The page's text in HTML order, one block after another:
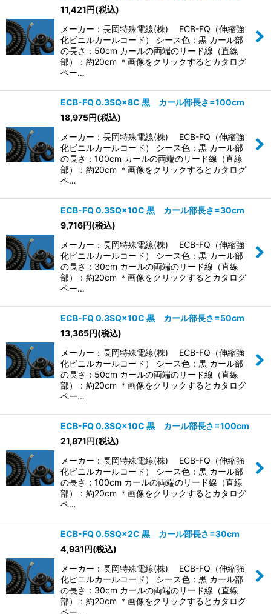
11,421円(税込)
メーカー：長岡特殊電線(株) ECB-FQ（伸縮強
化ビニルカールコード） シース色：黒 カール部
の長さ：50cm カールの両端のリード線（直線
部）：約20cm ＊画像をクリックするとカタログ
ペー…
ECB-FQ 0.3SQ×8C 黒 カール部長さ=100cm
18,975円(税込)
メーカー：長岡特殊電線(株) ECB-FQ（伸縮強
化ビニルカールコード） シース色：黒 カール部
の長さ：100cm カールの両端のリード線（直線
部）：約20cm ＊画像をクリックするとカタログ
ペ…
ECB-FQ 0.3SQ×10C 黒 カール部長さ=30cm
9,716円(税込)
メーカー：長岡特殊電線(株) ECB-FQ（伸縮強
化ビニルカールコード） シース色：黒 カール部
の長さ：30cm カールの両端のリード線（直線
部）：約20cm ＊画像をクリックするとカタログ
ペー…
ECB-FQ 0.3SQ×10C 黒 カール部長さ=50cm
13,365円(税込)
メーカー：長岡特殊電線(株) ECB-FQ（伸縮強
化ビニルカールコード） シース色：黒 カール部
の長さ：50cm カールの両端のリード線（直線
部）：約20cm ＊画像をクリックするとカタログ
ペー…
ECB-FQ 0.3SQ×10C 黒 カール部長さ=100cm
21,871円(税込)
メーカー：長岡特殊電線(株) ECB-FQ（伸縮強
化ビニルカールコード） シース色：黒 カール部
の長さ：100cm カールの両端のリード線（直線
部）：約20cm ＊画像をクリックするとカタログ
ペ…
ECB-FQ 0.5SQ×2C 黒 カール部長さ=30cm
4,931円(税込)
メーカー：長岡特殊電線(株) ECB-FQ（伸縮強
化ビニルカールコード） シース色：黒 カール部
の長さ：30cm カールの両端のリード線（直線
部）：約20cm ＊画像をクリックするとカタログ
ペー…